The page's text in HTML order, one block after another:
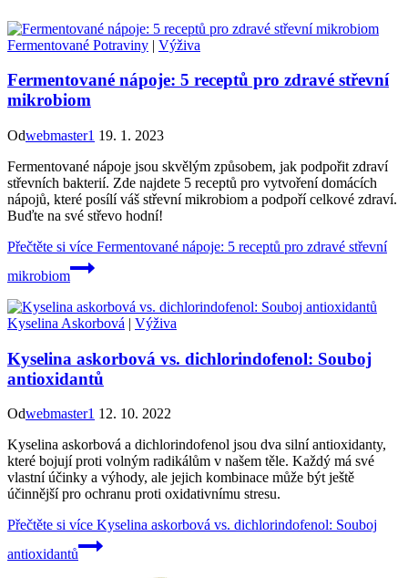
Fermentované Potraviny | Výživa
Fermentované nápoje: 5 receptů pro zdravé střevní
mikrobiom
Odwebmaster1 19. 1. 2023
Fermentované nápoje jsou skvělým způsobem, jak podpořit zdraví
střevních bakterií. Zde najdete 5 receptů pro vytvoření domácích
nápojů, které posílí váš střevní mikrobiom a podpoří celkové zdraví.
Buďte na své střevo hodní!
Přečtěte si více Fermentované nápoje: 5 receptů pro zdravé střevní
mikrobiom
Kyselina Askorbová | Výživa
Kyselina askorbová vs. dichlorindofenol: Souboj
antioxidantů
Odwebmaster1 12. 10. 2022
Kyselina askorbová a dichlorindofenol jsou dva silní antioxidanty,
které bojují proti volným radikálům v našem těle. Každý má své
vlastní účinky a výhody, ale jejich kombinace může být ještě
účinnější pro ochranu proti oxidativnímu stresu.
Přečtěte si více Kyselina askorbová vs. dichlorindofenol: Souboj
antioxidantů